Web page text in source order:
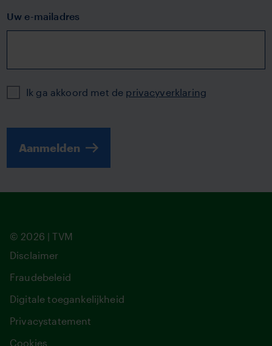
Uw e-mailadres
PrivacyIk ga akkoord met de privacyverklaring
© 2026 | TVM
Disclaimer
Fraudebeleid
Digitale toegankelijkheid
Privacystatement
Cookies